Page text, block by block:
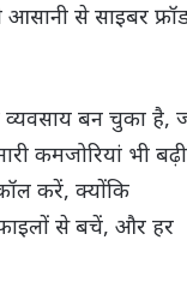
से साइबर
व्यवसाय बन चुका है,
कमजोरियां भी बढ़ी
करें, क्योंकि
से बचें, और हर